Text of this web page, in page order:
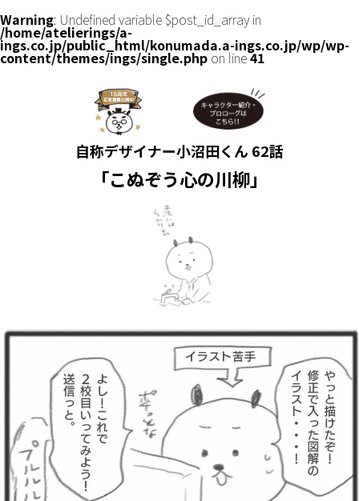
Warning: Undefined variable $post_id_array in
/home/atelierings/a-
ings.co.jp/public_html/konumada.a-ings.co.jp/wp/wp-
content/themes/ings/single.php on line41
自称デザイナー小沼田くん 62話
「こぬぞう心の川柳」